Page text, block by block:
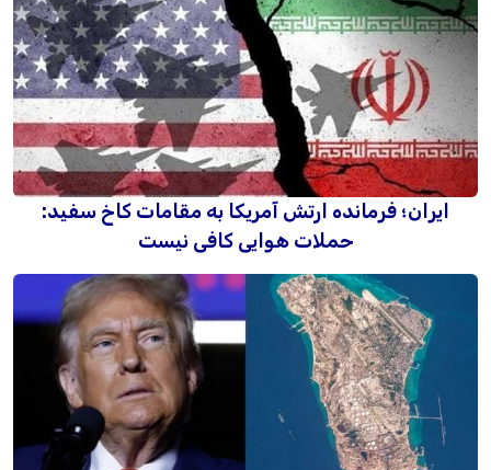
ایران؛ فرمانده ارتش آمریکا به مقامات کاخ سفید:
حملات هوایی کافی نیست